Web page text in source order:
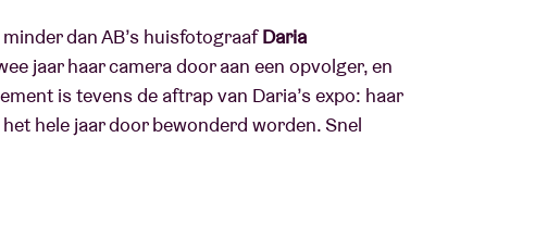
dan AB’s huisfotograafDaria
jaar haar camera door aan een opvolger, en
is tevens de aftrap van Daria’s expo: haar
hele jaar door bewonderd worden. Snel
the amazing musicians Emma Hessels and